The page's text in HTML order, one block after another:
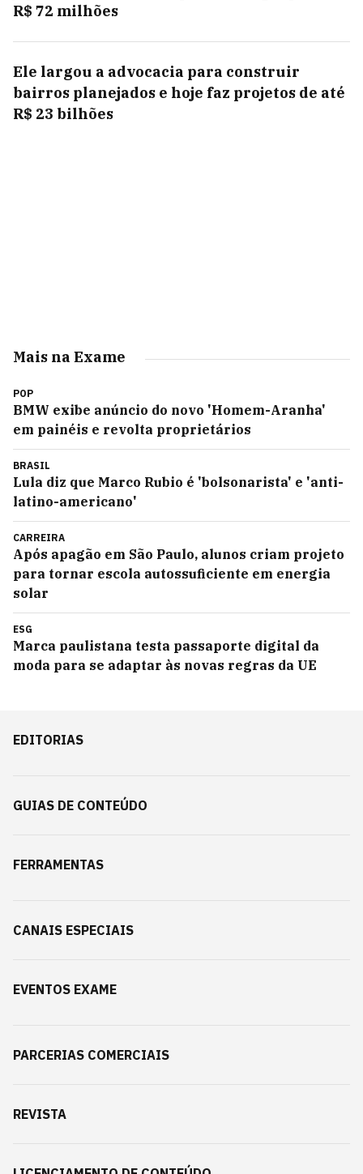
R$ 72 milhões
Ele largou a advocacia para construir
bairros planejados e hoje faz projetos de até
R$ 23 bilhões
Mais na Exame
POP
BMW exibe anúncio do novo 'Homem-Aranha'
em painéis e revolta proprietários
BRASIL
Lula diz que Marco Rubio é 'bolsonarista' e 'anti-
latino-americano'
CARREIRA
Após apagão em São Paulo, alunos criam projeto
para tornar escola autossuficiente em energia
solar
ESG
Marca paulistana testa passaporte digital da
moda para se adaptar às novas regras da UE
EDITORIAS
GUIAS DE CONTEÚDO
FERRAMENTAS
CANAIS ESPECIAIS
EVENTOS EXAME
PARCERIAS COMERCIAIS
REVISTA